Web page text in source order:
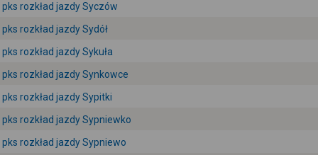
pks rozkład jazdy Syczów
pks rozkład jazdy Sydół
pks rozkład jazdy Sykuła
pks rozkład jazdy Synkowce
pks rozkład jazdy Sypitki
pks rozkład jazdy Sypniewko
pks rozkład jazdy Sypniewo